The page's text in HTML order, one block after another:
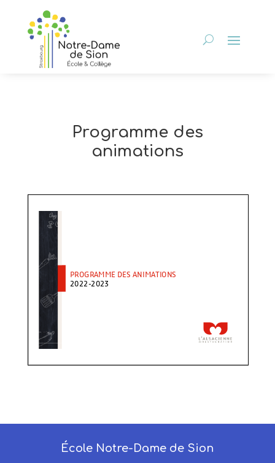
Programme des
animations
École Notre-Dame de Sion